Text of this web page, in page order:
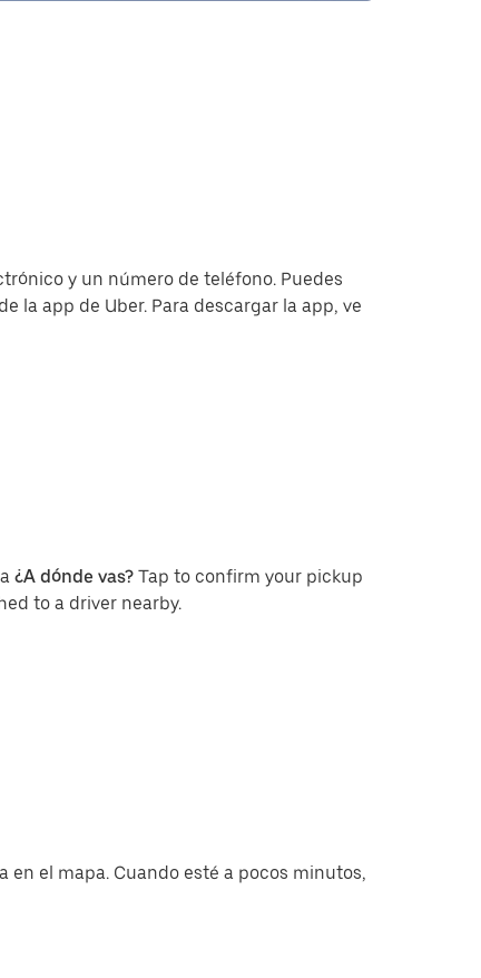
y un número de teléfono. Puedes
la app de Uber. Para descargar la app, ve
¿A dónde vas? Tap to confirm your pickup
to a driver nearby.
el mapa. Cuando esté a pocos minutos,